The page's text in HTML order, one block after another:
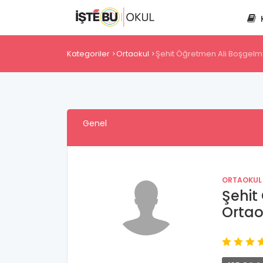
Kategoriler Ortaokul Şehit Öğretmen Ali
Genel
ORTAOKUL
Şehit